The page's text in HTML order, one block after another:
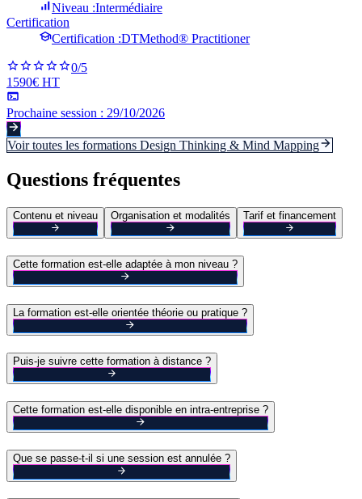
Niveau :Intermédiaire
Certification
Certification :DTMethod® Practitioner
0/5
1590€ HT
Prochaine session : 29/10/2026
Voir toutes les formations Design Thinking & Mind Mapping
Questions fréquentes
Contenu et niveau Organisation et modalités Tarif et financement
Cette formation est-elle adaptée à mon niveau ?
La formation est-elle orientée théorie ou pratique ?
Puis-je suivre cette formation à distance ?
Cette formation est-elle disponible en intra-entreprise ?
Que se passe-t-il si une session est annulée ?